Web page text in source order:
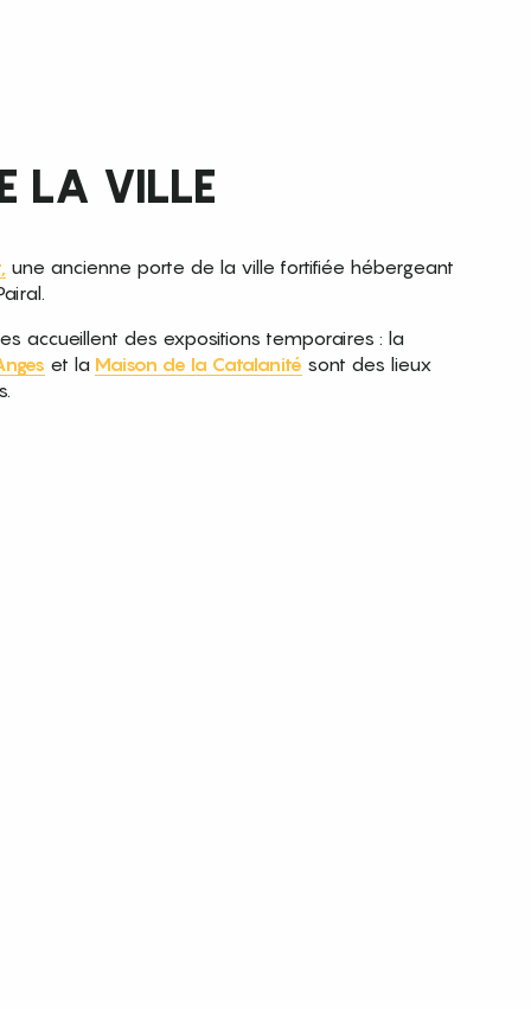
LA VILLE
une ancienne porte de la ville fortifiée hébergeant
accueillent des expositions temporaires : la
et la Maison de la Catalanité sont des lieux